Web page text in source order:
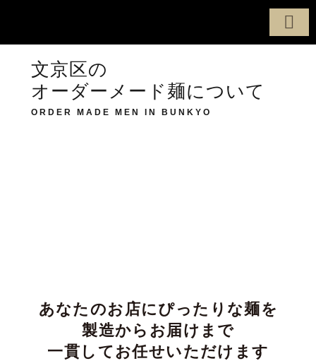
文京区の
オーダーメード麺について
ORDER MADE MEN IN BUNKYO
あなたのお店にぴったりな麺を
製造からお届けまで
一貫してお任せいただけます